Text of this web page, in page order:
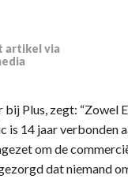
artikel via
Plus, zegt: “Zowel
is 14 jaar verbonden
om de
dat niemand